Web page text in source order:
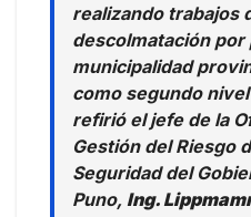
realizando trabajos
descolmatación por
municipalidad
como segundo
refirió el jefe de la
Gestión del Riesgo
Seguridad del
Puno, Ing.